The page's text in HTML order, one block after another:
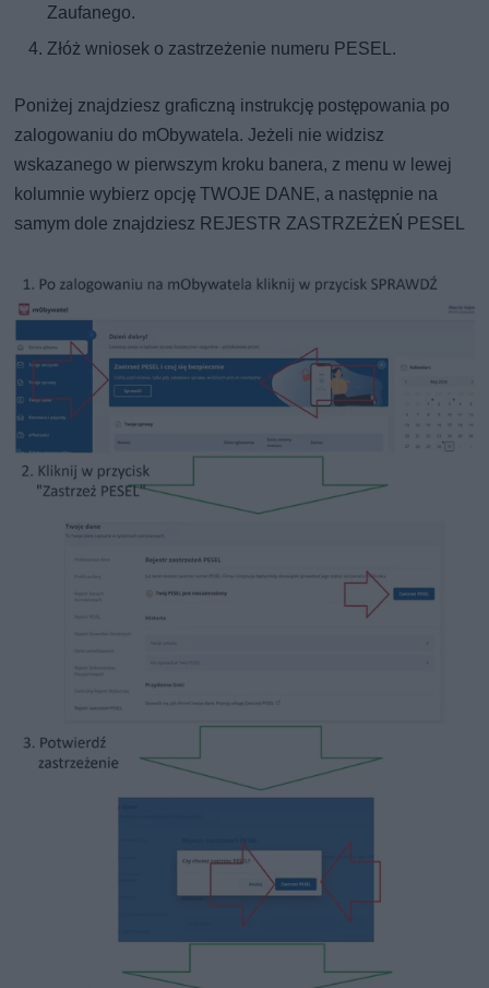
Zaufanego.
Złóż wniosek o zastrzeżenie numeru PESEL.
Poniżej znajdziesz graficzną instrukcję postępowania po
zalogowaniu do mObywatela. Jeżeli nie widzisz
wskazanego w pierwszym kroku banera, z menu w lewej
kolumnie wybierz opcję TWOJE DANE, a następnie na
samym dole znajdziesz REJESTR ZASTRZEŻEŃ PESEL